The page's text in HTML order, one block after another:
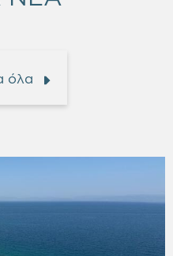
όλα